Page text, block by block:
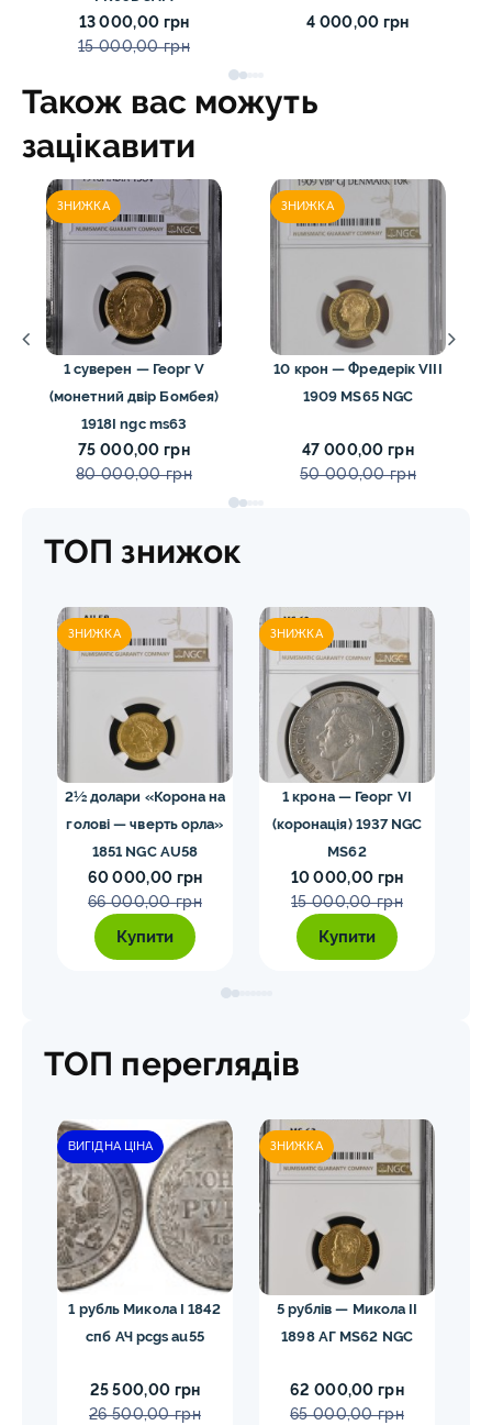
13 000,00 грн
15 000,00 грн
4 000,00 грн
Також вас можуть
зацікавити
ЗНИЖКА
1 суверен — Георг V
(монетний двір Бомбея)
1918I ngc ms63
75 000,00 грн
80 000,00 грн
ЗНИЖКА
10 крон — Фредерік VIII
1909 MS65 NGC
47 000,00 грн
50 000,00 грн
ТОП знижок
ЗНИЖКА
2½ долари «Корона на
голові — чверть орла»
1851 NGC AU58
60 000,00 грн
66 000,00 грн
Купити
ЗНИЖКА
1 крона — Георг VI
(коронація) 1937 NGC
MS62
10 000,00 грн
15 000,00 грн
Купити
ТОП переглядів
ВИГІДНА ЦІНА
1 рубль Микола I 1842
спб АЧ pcgs au55
25 500,00 грн
26 500,00 грн
ЗНИЖКА
5 рублів — Микола II
1898 АГ MS62 NGC
62 000,00 грн
65 000,00 грн